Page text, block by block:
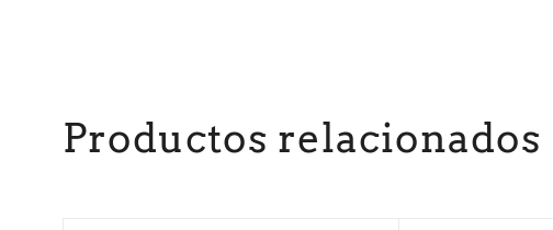
Productos relacionados